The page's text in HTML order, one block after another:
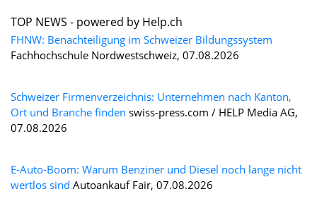
TOP NEWS - powered by Help.ch
FHNW: Benachteiligung im Schweizer Bildungssystem
Fachhochschule Nordwestschweiz, 07.08.2026
Schweizer Firmenverzeichnis: Unternehmen nach Kanton,
Ort und Branche finden swiss-press.com / HELP Media AG,
07.08.2026
E-Auto-Boom: Warum Benziner und Diesel noch lange nicht
wertlos sind Autoankauf Fair, 07.08.2026